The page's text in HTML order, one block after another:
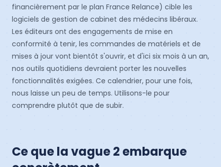
financièrement par le plan France Relance) cible les
logiciels de gestion de cabinet des médecins libéraux.
Les éditeurs ont des engagements de mise en
conformité à tenir, les commandes de matériels et de
mises à jour vont bientôt s'ouvrir, et d'ici six mois à un an,
nos outils quotidiens devraient porter les nouvelles
fonctionnalités exigées. Ce calendrier, pour une fois,
nous laisse un peu de temps. Utilisons-le pour
comprendre plutôt que de subir.
Ce que la vague 2 embarque